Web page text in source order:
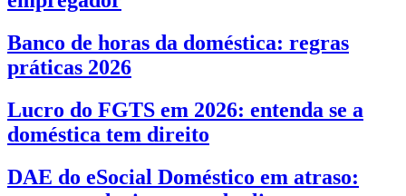
Banco de horas da doméstica: regras
práticas 2026
Lucro do FGTS em 2026: entenda se a
doméstica tem direito
DAE do eSocial Doméstico em atraso: